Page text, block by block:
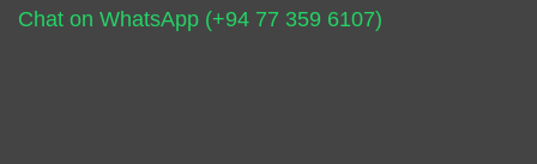
Chat on WhatsApp (+94 77 359 6107)